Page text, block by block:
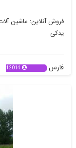
فروش آنلاین: ماشین
یدکی
فارس 12014